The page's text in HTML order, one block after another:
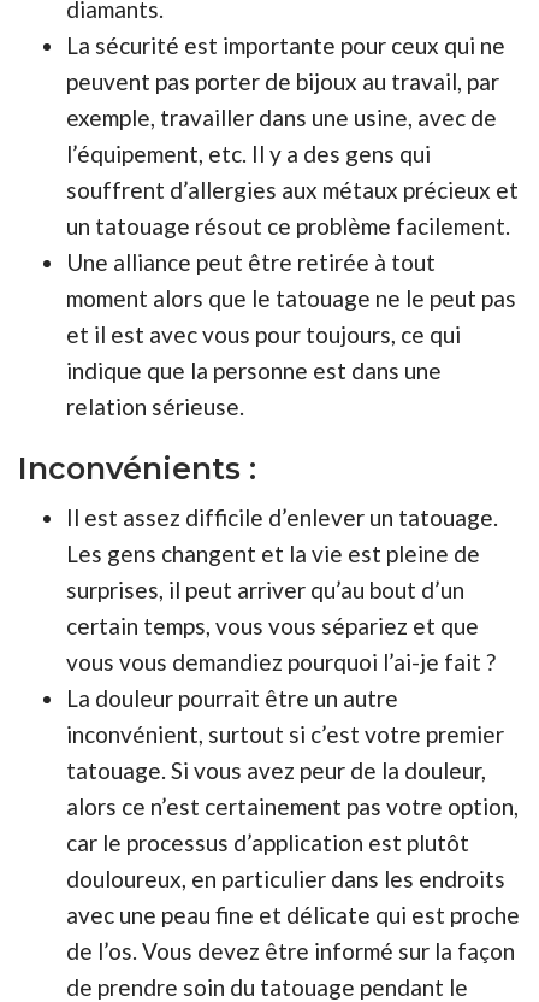
diamants.
La sécurité est importante pour ceux qui ne
peuvent pas porter de bijoux au travail, par
exemple, travailler dans une usine, avec de
l’équipement, etc. Il y a des gens qui
souffrent d’allergies aux métaux précieux et
un tatouage résout ce problème facilement.
Une alliance peut être retirée à tout
moment alors que le tatouage ne le peut pas
et il est avec vous pour toujours, ce qui
indique que la personne est dans une
relation sérieuse.
Inconvénients :
Il est assez difficile d’enlever un tatouage.
Les gens changent et la vie est pleine de
surprises, il peut arriver qu’au bout d’un
certain temps, vous vous sépariez et que
vous vous demandiez pourquoi l’ai-je fait ?
La douleur pourrait être un autre
inconvénient, surtout si c’est votre premier
tatouage. Si vous avez peur de la douleur,
alors ce n’est certainement pas votre option,
car le processus d’application est plutôt
douloureux, en particulier dans les endroits
avec une peau fine et délicate qui est proche
de l’os. Vous devez être informé sur la façon
de prendre soin du tatouage pendant le